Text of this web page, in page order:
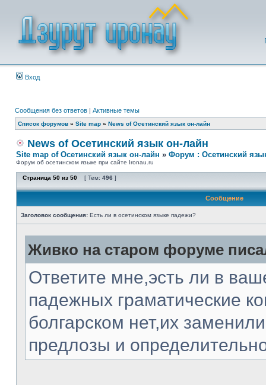
Вход
Сообщения без ответов | Активные темы
Список форумов » Site map » News of Осетинский язык он-лайн
News of Осетинский язык он-лайн
Site map of Осетинский язык он-лайн » Форум : Осетинский
Форум об осетинском языке при сайте Ironau.ru
Страница 50 из 50 [ Тем: 496 ]
Сообщение
Заголовок сообщения: Есть ли в осетинском языке падежи?
Живко на старом форуме
Ответите мне,эсть ли в
падежных граматические
болгарском нет,их
предлозы и